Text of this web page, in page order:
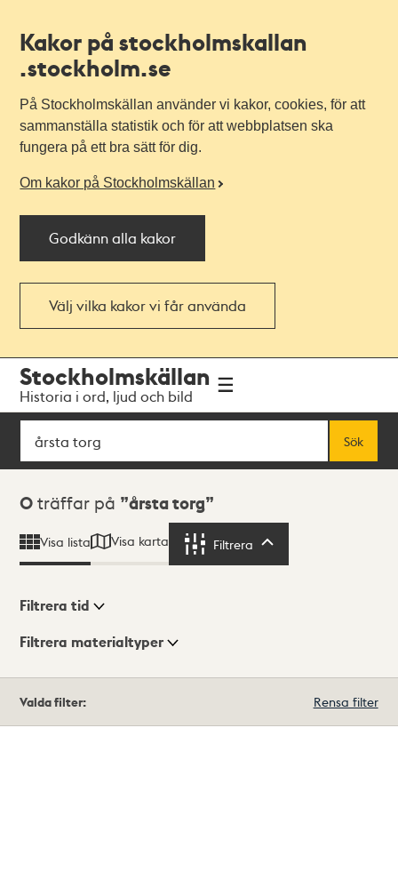
Kakor på stockholmskallan
.stockholm.se
På Stockholmskällan använder vi kakor, cookies, för att
sammanställa statistik och för att webbplatsen ska
fungera på ett bra sätt för dig.
Om kakor på Stockholmskällan
Godkänn alla kakor
Välj vilka kakor vi får använda
navigationen
huvudinnehållet
Stockholmskällan
Historia i ord, ljud och bild
Sök
Sök
Sökresultat
0 träffar på årsta torg
Visa lista Visa karta Filtrera
Visningsläge
Filtrera tid
Filtrera materialtyper
träffar
Valda filter: Rensa filter